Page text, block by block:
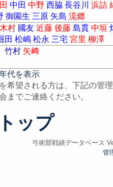
中田 中野 西脇 長谷川 浜詰
御園生 三原 矢島 流郷
木村 國友 近藤 後藤 島貫 中垣
田 松嶋 松永 三宅 宮里 柳澤
竹村 矢﨑
代を表示
希望される方は、下記の管
までご連絡ください。
ップ
弓術部戦績データベース
管